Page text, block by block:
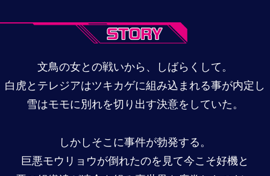
文鳥の女との戦いから、しばらくして。
白虎とテレジアはツキカゲに組み込まれる事が内定し
雪はモモに別れを切り出す決意をしていた。
しかしそこに事件が勃発する。
巨悪モウリョウが倒れたのを見て今こそ好機と